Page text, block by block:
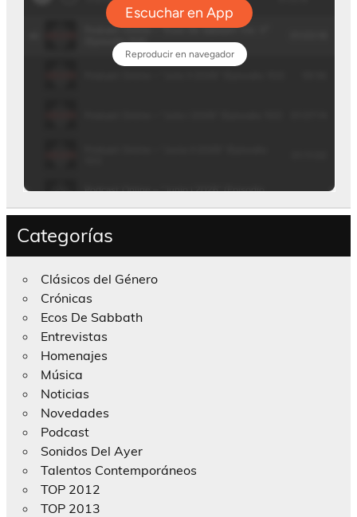
Categorías
Clásicos del Género
Crónicas
Ecos De Sabbath
Entrevistas
Homenajes
Música
Noticias
Novedades
Podcast
Sonidos Del Ayer
Talentos Contemporáneos
TOP 2012
TOP 2013